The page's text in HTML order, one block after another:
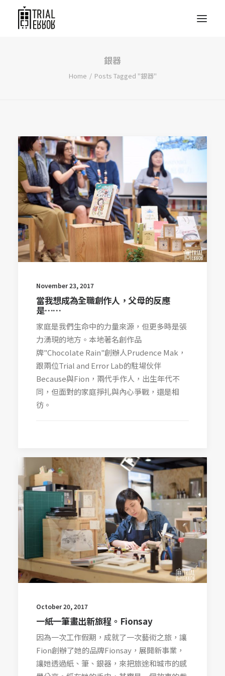
銀器
Home Posts Tagged "銀器"
November 23, 2017
當我想成為全職創作人，父母的反應
是……
家庭是我們生命中的力量來源，但更多時是張
力湧現的地方。本地著名創作品
牌"Chocolate Rain"創辦人Prudence Mak，
跟兩位Trial and Error Lab的駐場伙伴
Because與Fion，兩代手作人，出生年代不
同，但面對的家庭掙扎與內心爭戰，還是相
彷。
October 20, 2017
一紙一筆畫出新旅程。Fionsay
因為一次工作假期，成就了一次藝術之旅，讓
Fion創辦了她的品牌Fionsay，展開新事業，
讓她透過紙、筆、銀器，來把旅途和城市的感